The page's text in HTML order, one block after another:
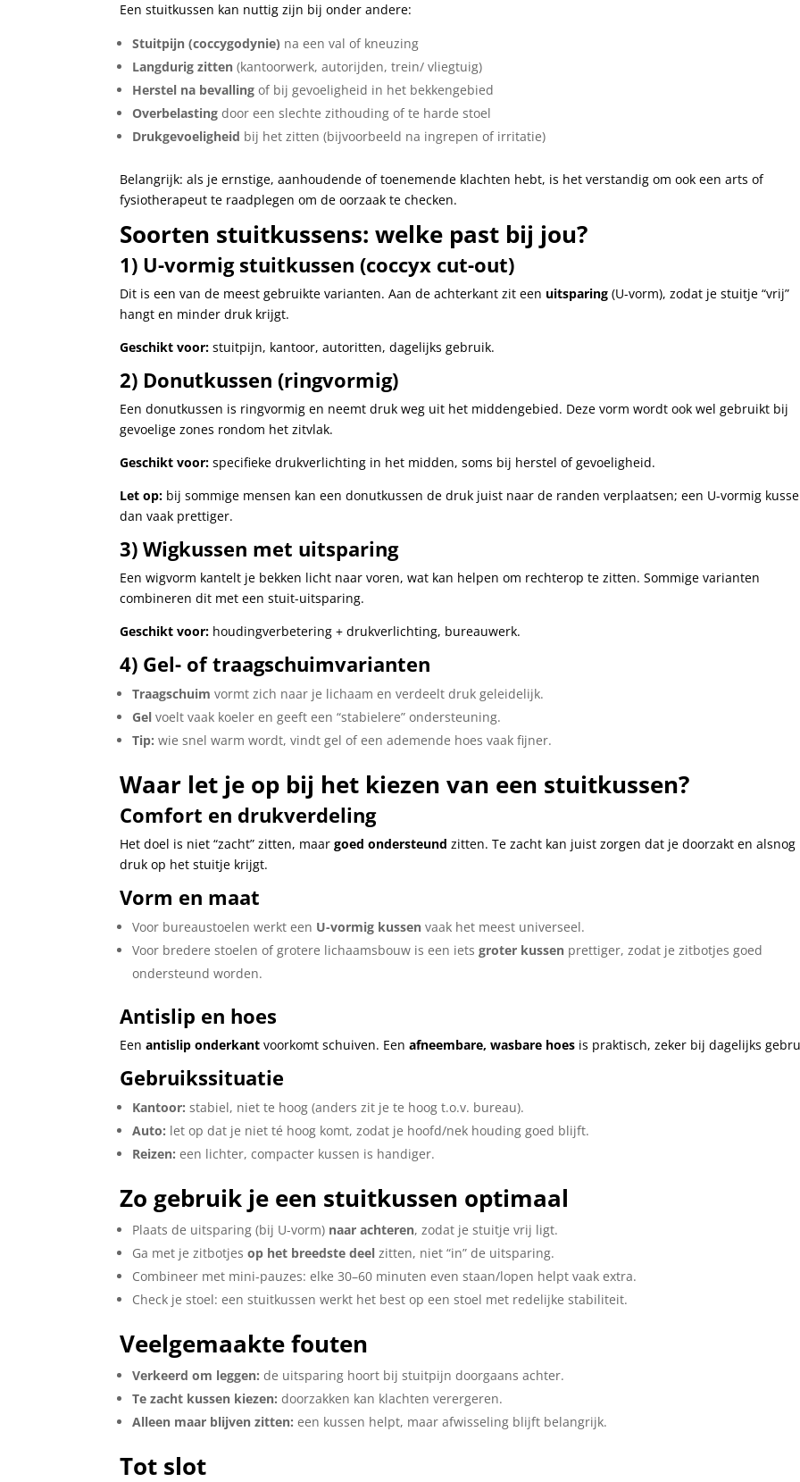
Een stuitkussen kan nuttig zijn bij onder andere:
Stuitpijn (coccygodynie) na een val of kneuzing
Langdurig zitten (kantoorwerk, autorijden, trein/ vliegtuig)
Herstel na bevalling of bij gevoeligheid in het bekkengebied
Overbelasting door een slechte zithouding of te harde stoel
Drukgevoeligheid bij het zitten (bijvoorbeeld na ingrepen of irritatie)
Belangrijk: als je ernstige, aanhoudende of toenemende klachten hebt, is het verstandig om ook een arts of
fysiotherapeut te raadplegen om de oorzaak te checken.
Soorten stuitkussens: welke past bij jou?
1) U-vormig stuitkussen (coccyx cut-out)
Dit is een van de meest gebruikte varianten. Aan de achterkant zit een uitsparing (U-vorm), zodat je stuitje “vrij”
hangt en minder druk krijgt.
Geschikt voor: stuitpijn, kantoor, autoritten, dagelijks gebruik.
2) Donutkussen (ringvormig)
Een donutkussen is ringvormig en neemt druk weg uit het middengebied. Deze vorm wordt ook wel gebruikt bij
gevoelige zones rondom het zitvlak.
Geschikt voor: specifieke drukverlichting in het midden, soms bij herstel of gevoeligheid.
Let op: bij sommige mensen kan een donutkussen de druk juist naar de randen verplaatsen; een U-vormig
dan vaak prettiger.
3) Wigkussen met uitsparing
Een wigvorm kantelt je bekken licht naar voren, wat kan helpen om rechterop te zitten. Sommige varianten
combineren dit met een stuit-uitsparing.
Geschikt voor: houdingverbetering + drukverlichting, bureauwerk.
4) Gel- of traagschuimvarianten
Traagschuim vormt zich naar je lichaam en verdeelt druk geleidelijk.
Gel voelt vaak koeler en geeft een “stabielere” ondersteuning.
Tip: wie snel warm wordt, vindt gel of een ademende hoes vaak fijner.
Waar let je op bij het kiezen van een stuitkussen?
Comfort en drukverdeling
Het doel is niet “zacht” zitten, maargoed ondersteund zitten. Te zacht kan juist zorgen dat je doorzakt en alsnog
druk op het stuitje krijgt.
Vorm en maat
Voor bureaustoelen werkt een U-vormig kussen vaak het meest universeel.
Voor bredere stoelen of grotere lichaamsbouw is een ietsgroter kussen prettiger, zodat je zitbotjes goed
ondersteund worden.
Antislip en hoes
Eenantislip onderkant voorkomt schuiven. Eenafneembare, wasbare hoes is praktisch, zeker bij dagelijks
Gebruikssituatie
Kantoor: stabiel, niet te hoog (anders zit je te hoog t.o.v. bureau).
Auto: let op dat je niet té hoog komt, zodat je hoofd/nek houding goed blijft.
Reizen: een lichter, compacter kussen is handiger.
Zo gebruik je een stuitkussen optimaal
Plaats de uitsparing (bij U-vorm) naar achteren, zodat je stuitje vrij ligt.
Ga met je zitbotjesop het breedste deel zitten, niet “in” de uitsparing.
Combineer met mini-pauzes: elke 30–60 minuten even staan/lopen helpt vaak extra.
Check je stoel: een stuitkussen werkt het best op een stoel met redelijke stabiliteit.
Veelgemaakte fouten
Verkeerd om leggen: de uitsparing hoort bij stuitpijn doorgaans achter.
Te zacht kussen kiezen: doorzakken kan klachten verergeren.
Alleen maar blijven zitten: een kussen helpt, maar afwisseling blijft belangrijk.
Tot slot